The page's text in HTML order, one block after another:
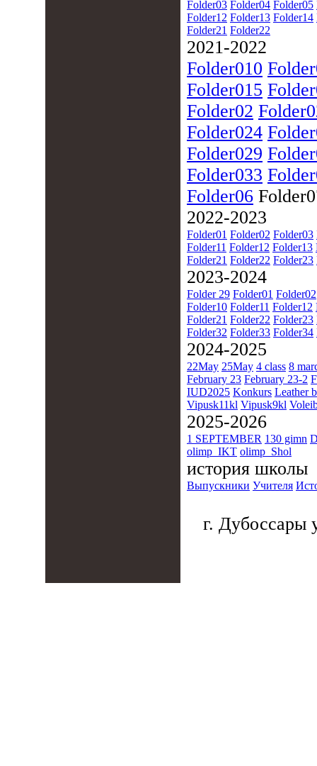
Folder03 Folder04 Folder05
Folder12 Folder13 Folder14
Folder21 Folder22
2021-2022
Folder010
Folder015
Folder02
Folder024
Folder029
Folder033
Folder06
2022-2023
Folder01 Folder02 Folder03
Folder11 Folder12 Folder13
Folder21 Folder22 Folder23
2023-2024
Folder 29 Folder01 Folder02
Folder10 Folder11 Folder12
Folder21 Folder22 Folder23
Folder32 Folder33 Folder34
2024-2025
22May 25May 4 class 8
February 23 February 23-2
IUD2025 Konkurs Leather
Vipusk11kl Vipusk9kl
2025-2026
1 SEPTEMBER 130 gimn
olimp_IKT olimp_Shol
история школы
Выпускники Учителя
г. Дубоссары